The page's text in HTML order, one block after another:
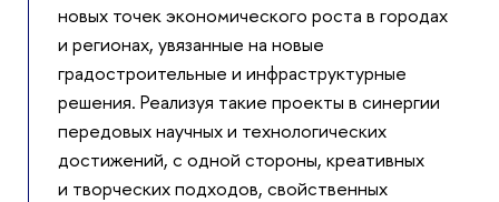
новых точек экономического роста в городах
и регионах, увязанные на новые
градостроительные и инфраструктурные
решения. Реализуя такие проекты в синергии
передовых научных и технологических
достижений, с одной стороны, креативных
и творческих подходов, свойственных